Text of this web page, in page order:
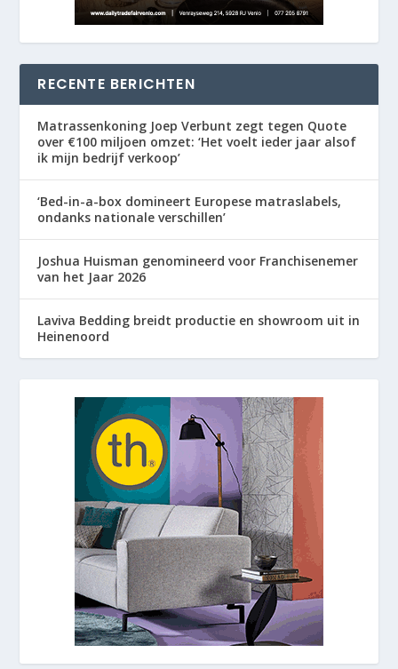
RECENTE BERICHTEN
Matrassenkoning Joep Verbunt zegt tegen Quote
over €100 miljoen omzet: ‘Het voelt ieder jaar alsof
ik mijn bedrijf verkoop’
‘Bed-in-a-box domineert Europese matraslabels,
ondanks nationale verschillen’
Joshua Huisman genomineerd voor Franchisenemer
van het Jaar 2026
Laviva Bedding breidt productie en showroom uit in
Heinenoord